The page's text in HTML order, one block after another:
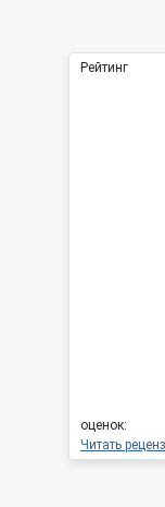
Рейтинг
оценок:
Читать